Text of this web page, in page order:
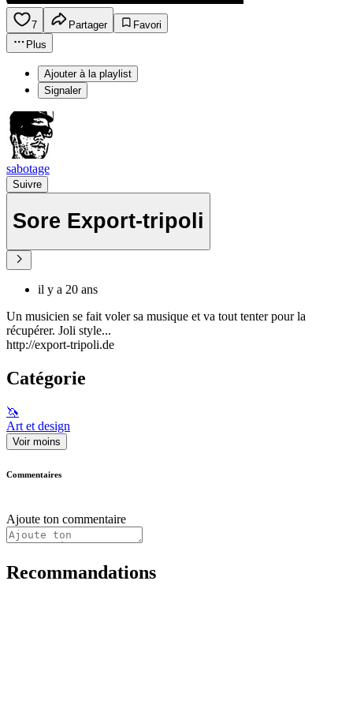
7 Partager
Favori
Plus
Ajouter à la playlist
Signaler
sabotage
Suivre
Sore Export-tripoli
il y a 20 ans
Un musicien se fait voler sa musique et va tout tenter pour la
récupérer. Joli style...
http://export-tripoli.de
Catégorie
🦄
Art et design
Voir moins
Commentaires
Ajoute ton commentaire
Recommandations